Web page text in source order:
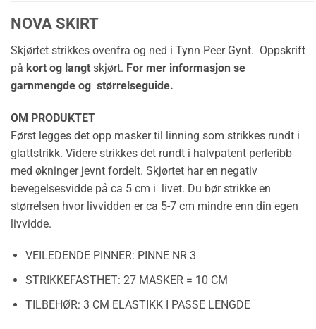
NOVA SKIRT
Skjørtet strikkes ovenfra og ned i Tynn Peer Gynt. Oppskrift
på kort og langt skjørt. For mer informasjon se
garnmengde og størrelseguide.
OM PRODUKTET
Først legges det opp masker til linning som strikkes rundt i
glattstrikk. Videre strikkes det rundt i halvpatent perleribb
med økninger jevnt fordelt. Skjørtet har en negativ
bevegelsesvidde på ca 5 cm i livet. Du bør strikke en
størrelsen hvor livvidden er ca 5-7 cm mindre enn din egen
livvidde.
VEILEDENDE PINNER: PINNE NR 3
STRIKKEFASTHET: 27 MASKER = 10 CM
TILBEHØR: 3 CM ELASTIKK I PASSE LENGDE